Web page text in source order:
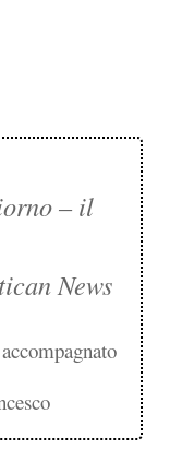
– il
News